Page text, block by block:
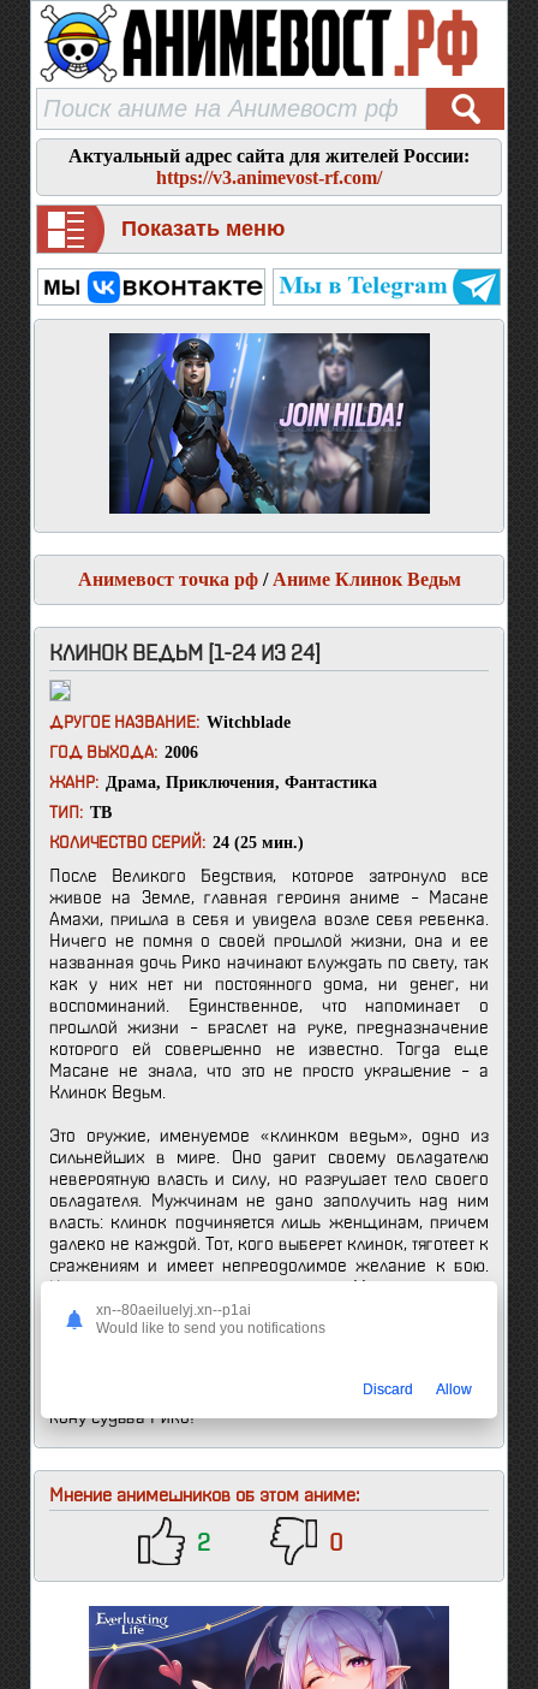
Актуальный адрес сайта для жителей России:
https://v3.animevost-rf.com/
Показать меню
Анимевост точка рф/ Аниме Клинок Ведьм
КЛИНОК ВЕДЬМ [1-24 ИЗ 24]
ДРУГОЕ НАЗВАНИЕ: Witchblade
ГОД ВЫХОДА: 2006
ЖАНР: Драма, Приключения, Фантастика
ТИП: ТВ
КОЛИЧЕСТВО СЕРИЙ: 24 (25 мин.)
После Великого Бедствия, которое затронуло все
живое на Земле, главная героиня аниме – Масане
Амахи, пришла в себя и увидела возле себя ребенка.
Ничего не помня о своей прошлой жизни, она и ее
названная дочь Рико начинают блуждать по свету, так
как у них нет ни постоянного дома, ни денег, ни
воспоминаний. Единственное, что напоминает о
прошлой жизни – браслет на руке, предназначение
которого ей совершенно не известно. Тогда еще
Масане не знала, что это не просто украшение – а
Клинок Ведьм.
Это оружие, именуемое «клинком ведьм», одно из
сильнейших в мире. Оно дарит своему обладателю
невероятную власть и силу, но разрушает тело своего
обладателя. Мужчинам не дано заполучить над ним
власть: клинок подчиняется лишь женщинам, причем
далеко не каждой. Тот, кого выберет клинок, тяготеет к
сражениям и имеет непреодолимое желание к бою.
предложение от корпорации: уничтожить
человекоподобных роботов, которые обитают в Токио.
жизнь дочери. Выбор очевиден – сражаться, ведь на
кону судьба Рико!
Мнение анимешников об этом аниме:
2 0
xn--80aeiluelyj.xn--p1ai
Would like to send you notifications
Discard Allow